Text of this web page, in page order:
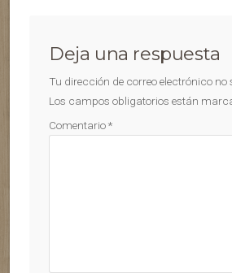
Deja una respuesta
Tu dirección de correo electrónico no
Los campos obligatorios están
Comentario*